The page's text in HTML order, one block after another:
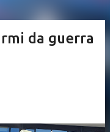
da guerra